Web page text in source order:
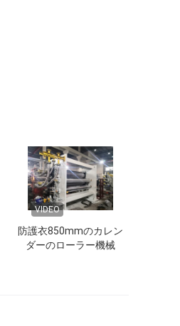
VIDEO
防護衣850mmのカレン
ダーのローラー機械